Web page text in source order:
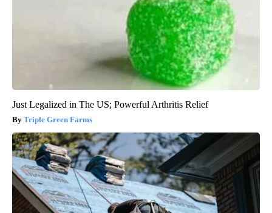
Just Legalized in The US; Powerful Arthritis Relief
Triple Green Farms